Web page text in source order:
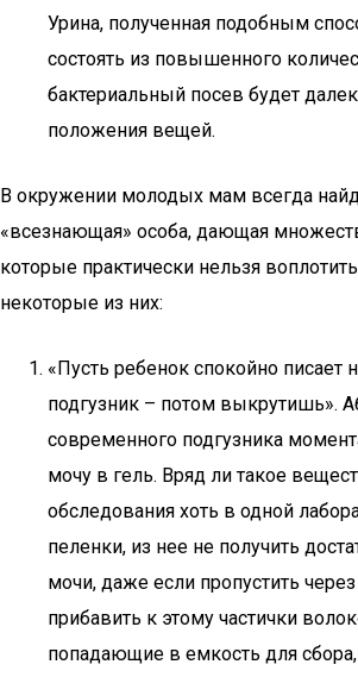
Урина, полученная подобным
состоять из повышенного
бактериальный посев будет
положения вещей.
В окружении молодых мам всегда
«всезнающая» особа, дающая
которые практически нельзя
некоторые из них:
«Пусть ребенок спокойно писает
подгузник – потом выкрутишь».
современного подгузника
мочу в гель. Вряд ли такое
обследования хоть в одной
пеленки, из нее не получить
мочи, даже если пропустить
прибавить к этому частички
попадающие в емкость для